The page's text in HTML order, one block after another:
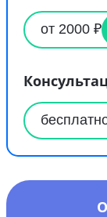
от 2000 ₽